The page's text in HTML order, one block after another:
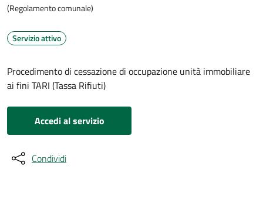
(Regolamento comunale)
Servizio attivo
Procedimento di cessazione di occupazione unità immobiliare
ai fini TARI (Tassa Rifiuti)
Accedi al servizio
Condividi